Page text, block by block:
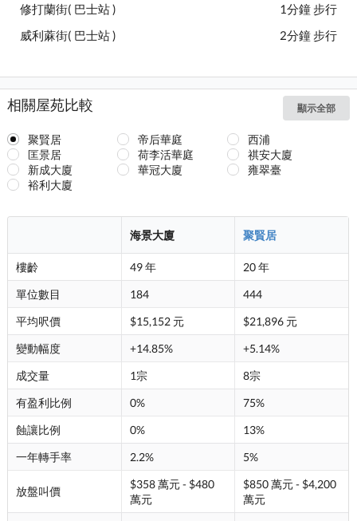
修打蘭街( 巴士站 )
1分鐘 步行
威利蔴街( 巴士站 )
2分鐘 步行
相關屋苑比較 顯示全部
聚賢居 帝后華庭
西浦
匡景居
荷李活華庭
祺安大廈
新成大廈
華冠大廈
雍翠臺
裕利大廈
海景大廈 聚賢居
樓齡 49 年
20 年
單位數目
184
444
平均呎價
$15,152 元
$21,896 元
變動幅度
+14.85%
+5.14%
成交量
1宗
8宗
有盈利比例
0%
75%
蝕讓比例
0%
13%
一年轉手率
2.2% 5%
放盤叫價
$358 萬元 - $480
萬元
$850 萬元 - $4,200
萬元